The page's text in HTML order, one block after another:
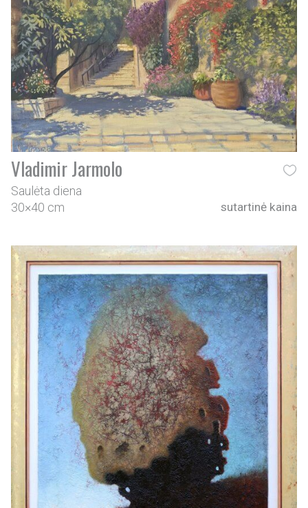
Vladimir Jarmolo
Saulėta diena
30×40 cm
sutartinė kaina